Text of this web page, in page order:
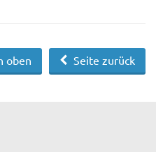
Seite zurück
oben